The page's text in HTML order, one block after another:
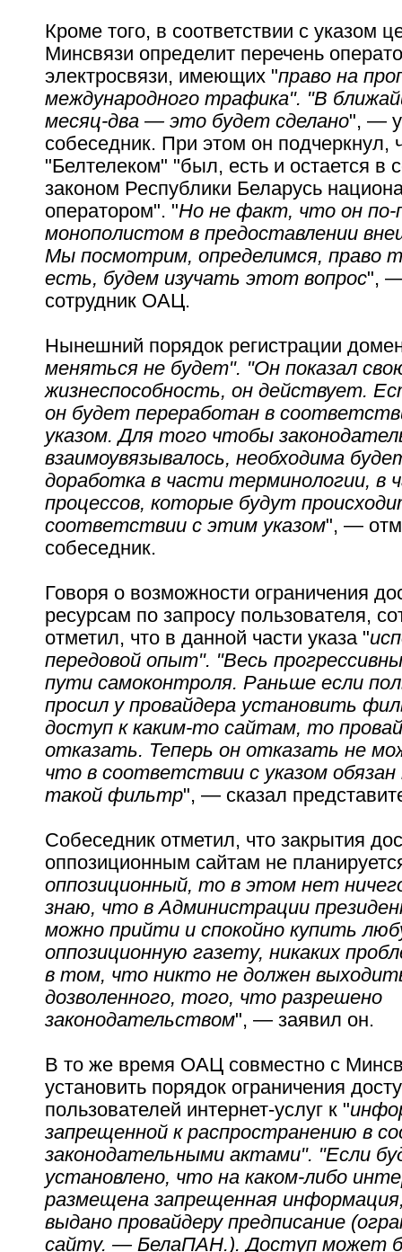
Кроме того, в соответствии с указом
Минсвязи определит перечень
электросвязи, имеющих "право на
международного трафика". "В
месяц-два — это будет сделано", —
собеседник. При этом он подчеркнул,
"Белтелеком" "был, есть и остается в
законом Республики Беларусь
оператором". "Но не факт, что он по-
монополистом в предоставлении
Мы посмотрим, определимся, право
есть, будем изучать этот вопрос",
сотрудник ОАЦ.
Нынешний порядок регистрации
меняться не будет". "Он показал
жизнеспособность, он действует.
он будет переработан в
указом. Для того чтобы
взаимоувязывалось, необходима
доработка в части терминологии, в
процессов, которые будут
соответствии с этим указом", —
собеседник.
Говоря о возможности ограничения
ресурсам по запросу пользователя,
отметил, что в данной части указа "
передовой опыт". "Весь
пути самоконтроля. Раньше если
просил у провайдера установить
доступ к каким-то сайтам, то
отказать. Теперь он отказать не
что в соответствии с указом
такой фильтр", — сказал
Собеседник отметил, что закрытия
оппозиционным сайтам не
оппозиционный, то в этом нет
знаю, что в Администрации
можно прийти и спокойно купить
оппозиционную газету, никаких
в том, что никто не должен
дозволенного, того, что разрешено
законодательством", — заявил он.
В то же время ОАЦ совместно с
установить порядок ограничения
пользователей интернет-услуг к "
запрещенной к распространению в
законодательными актами". "Если
установлено, что на каком-либо
размещена запрещенная
выдано провайдеру предписание
сайту. — БелаПАН.). Доступ может